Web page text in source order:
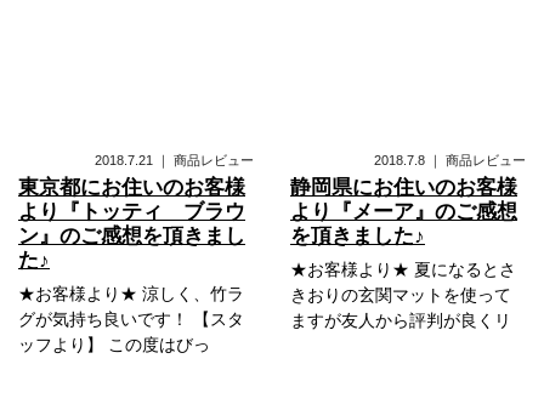
2018.7.21 ｜ 商品レビュー
東京都にお住いのお客様
より『トッティ ブラウ
ン』のご感想を頂きまし
た♪
★お客様より★ 涼しく、竹ラ
グが気持ち良いです！ 【スタ
ッフより】 この度はびっ
2018.7.8 ｜ 商品レビュー
静岡県にお住いのお客様
より『メーア』のご感想
を頂きました♪
★お客様より★ 夏になるとさ
きおりの玄関マットを使って
ますが友人から評判が良くリ